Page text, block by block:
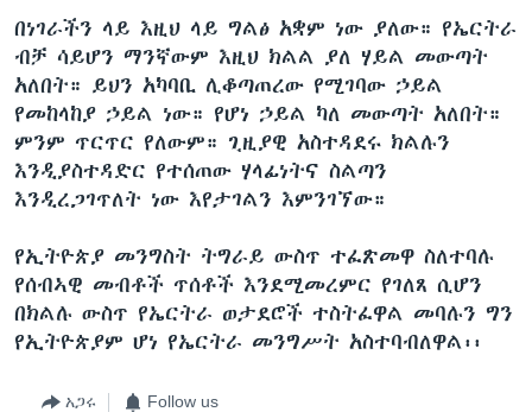
በነገራችን ላይ እዚህ ላይ ግልፅ አቋም ነው ያለው። የኤርትራ
ብቻ ሳይሆን ማንኛውም እዚህ ክልል ያለ ሃይል መውጣት
አለበት። ይህን አካባቢ ሊቆጣጠረው የሚገባው ኃይል
የመከላከያ ኃይል ነው። የሆነ ኃይል ካለ መውጣት አለበት።
ምንም ጥርጥር የለውም። ጊዚያዊ አስተዳደሩ ክልሉን
እንዲያስተዳድር የተሰጠው ሃላፊነትና ስልጣን
እንዲረጋገጥለት ነው እየታገልን እምንገኘው።
የኢትዮጵያ መንግስት ትግራይ ውስጥ ተፈጽመዋ ስለተባሉ
የሰብኣዊ መብቶች ጥሰቶች እንደሚመረምር የገለጸ ሲሆን
በክልሉ ውስጥ የኤርትራ ወታደሮች ተስትፈዋል መባሉን ግን
የኢትዮጵያም ሆነ የኤርትራ መንግሥት አስተባብለዋል፡፡
አጋሩ Follow us